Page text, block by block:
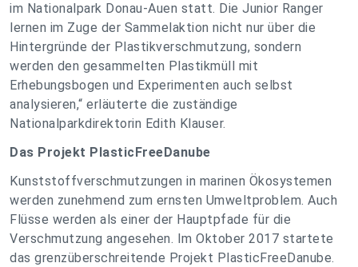
im Nationalpark Donau-Auen statt. Die Junior Ranger
lernen im Zuge der Sammelaktion nicht nur über die
Hintergründe der Plastikverschmutzung, sondern
werden den gesammelten Plastikmüll mit
Erhebungsbogen und Experimenten auch selbst
analysieren,“ erläuterte die zuständige
Nationalparkdirektorin Edith Klauser.
Das Projekt PlasticFreeDanube
Kunststoffverschmutzungen in marinen Ökosystemen
werden zunehmend zum ernsten Umweltproblem. Auch
Flüsse werden als einer der Hauptpfade für die
Verschmutzung angesehen. Im Oktober 2017 startete
das grenzüberschreitende Projekt PlasticFreeDanube.